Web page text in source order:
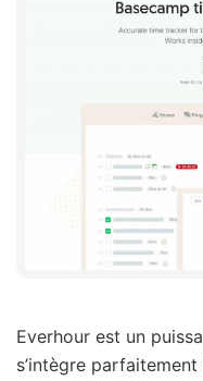
Everhour est un
s’intègre